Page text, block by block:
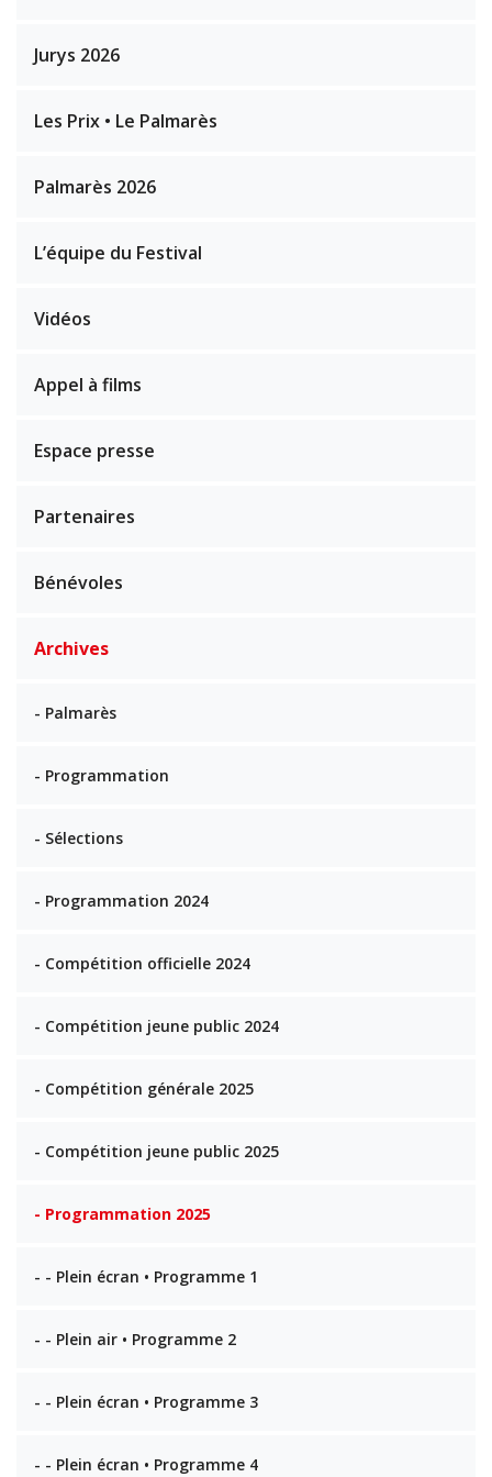
Jurys 2026
Les Prix • Le Palmarès
Palmarès 2026
L’équipe du Festival
Vidéos
Appel à films
Espace presse
Partenaires
Bénévoles
Archives
- Palmarès
- Programmation
- Sélections
- Programmation 2024
- Compétition officielle 2024
- Compétition jeune public 2024
- Compétition générale 2025
- Compétition jeune public 2025
- Programmation 2025
- - Plein écran • Programme 1
- - Plein air • Programme 2
- - Plein écran • Programme 3
- - Plein écran • Programme 4